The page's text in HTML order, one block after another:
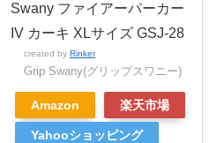
Swany ファイアーパーカー
IV カーキ XLサイズ GSJ-28
created by Rinker
Grip Swany(グリップスワニー)
Amazon 楽天市場
Yahooショッピング